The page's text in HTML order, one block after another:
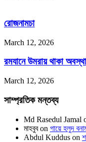
রোজনামচা
March 12, 2026
রমযানে উমরায় থাকা
March 12, 2026
সাম্প্রতিক মন্তব্য
Md Rasedul Jamal
মাহবুবon গায়ে হলুদ
Abdul Kuddus on